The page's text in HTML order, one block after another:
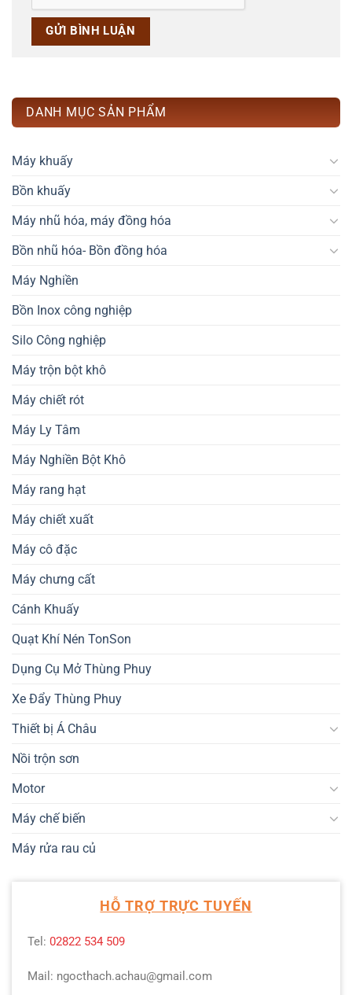
DANH MỤC SẢN PHẨM
Máy khuấy
Bồn khuấy
Máy nhũ hóa, máy đồng hóa
Bồn nhũ hóa- Bồn đồng hóa
Máy Nghiền
Bồn Inox công nghiệp
Silo Công nghiệp
Máy trộn bột khô
Máy chiết rót
Máy Ly Tâm
Máy Nghiền Bột Khô
Máy rang hạt
Máy chiết xuất
Máy cô đặc
Máy chưng cất
Cánh Khuấy
Quạt Khí Nén TonSon
Dụng Cụ Mở Thùng Phuy
Xe Đẩy Thùng Phuy
Thiết bị Á Châu
Nồi trộn sơn
Motor
Máy chế biến
Máy rửa rau củ
HỖ TRỢ TRỰC TUYẾN
Tel: 02822 534 509
Mail: ngocthach.achau@gmail.com